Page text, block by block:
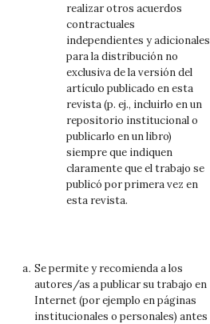
realizar otros acuerdos
contractuales
independientes y adicionales
para la distribución no
exclusiva de la versión del
artículo publicado en esta
revista (p. ej., incluirlo en un
repositorio institucional o
publicarlo en un libro)
siempre que indiquen
claramente que el trabajo se
publicó por primera vez en
esta revista.
Se permite y recomienda a los
autores/as a publicar su trabajo en
Internet (por ejemplo en páginas
institucionales o personales) antes